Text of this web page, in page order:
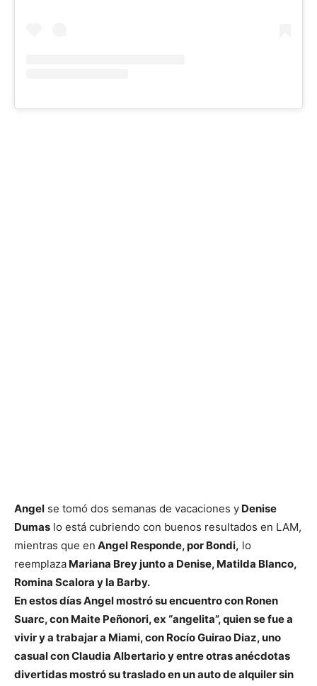
Angel se tomó dos semanas de vacaciones y Denise
Dumas lo está cubriendo con buenos resultados en LAM,
mientras que en Angel Responde, por Bondi, lo
reemplaza Mariana Brey junto a Denise, Matilda Blanco,
Romina Scalora y la Barby.
En estos días Angel mostró su encuentro con Ronen
Suarc, con Maite Peñonori, ex “angelita”, quien se fue a
vivir y a trabajar a Miami, con Rocío Guirao Diaz, uno
casual con Claudia Albertario y entre otras anécdotas
divertidas mostró su traslado en un auto de alquiler sin